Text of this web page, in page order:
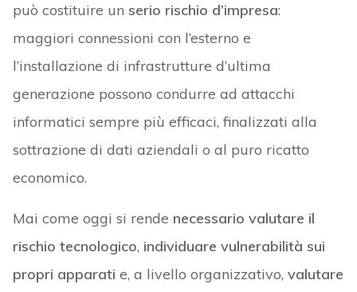
può costituire un serio rischio d’impresa:
maggiori connessioni con l’esterno e
l’installazione di infrastrutture d’ultima
generazione possono condurre ad attacchi
informatici sempre più efficaci, finalizzati alla
sottrazione di dati aziendali o al puro ricatto
economico.
Mai come oggi si rende necessario valutare il
rischio tecnologico, individuare vulnerabilità sui
propri apparati e, a livello organizzativo, valutare